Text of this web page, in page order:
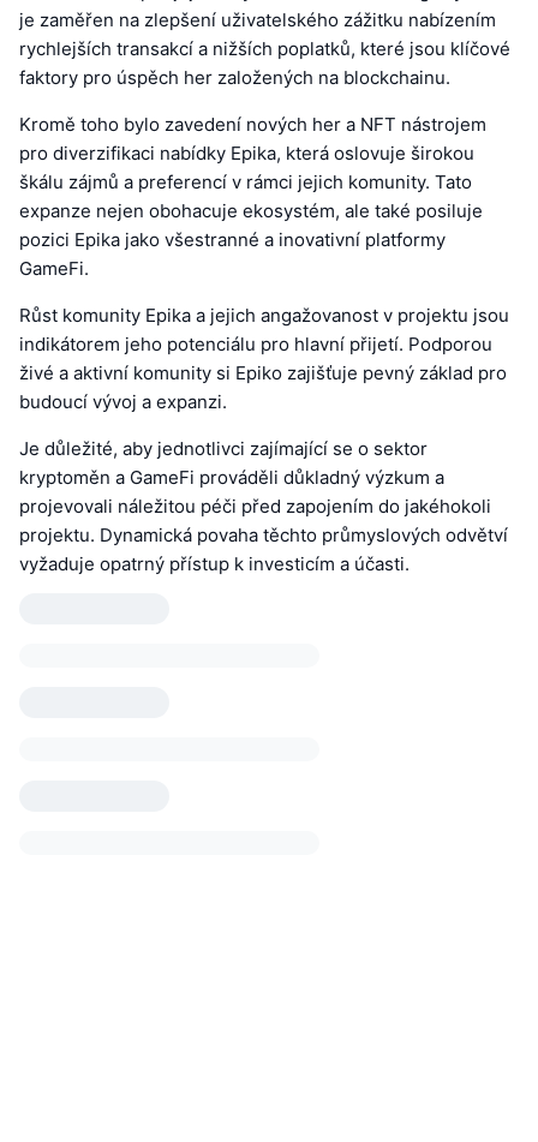
je zaměřen na zlepšení uživatelského zážitku nabízením
rychlejších transakcí a nižších poplatků, které jsou klíčové
faktory pro úspěch her založených na blockchainu.
Kromě toho bylo zavedení nových her a NFT nástrojem
pro diverzifikaci nabídky Epika, která oslovuje širokou
škálu zájmů a preferencí v rámci jejich komunity. Tato
expanze nejen obohacuje ekosystém, ale také posiluje
pozici Epika jako všestranné a inovativní platformy
GameFi.
Růst komunity Epika a jejich angažovanost v projektu jsou
indikátorem jeho potenciálu pro hlavní přijetí. Podporou
živé a aktivní komunity si Epiko zajišťuje pevný základ pro
budoucí vývoj a expanzi.
Je důležité, aby jednotlivci zajímající se o sektor
kryptoměn a GameFi prováděli důkladný výzkum a
projevovali náležitou péči před zapojením do jakéhokoli
projektu. Dynamická povaha těchto průmyslových odvětví
vyžaduje opatrný přístup k investicím a účasti.